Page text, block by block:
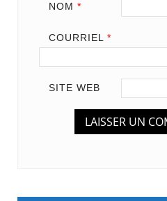
NOM *
COURRIEL *
SITE WEB